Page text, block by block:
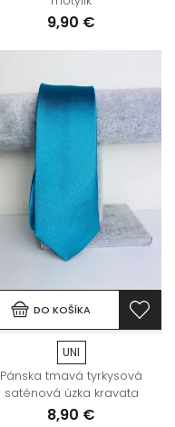
9,90 €
DO KOŠÍKA
UNI
Pánska tmavá tyrkysová
saténová úzka kravata
8,90 €